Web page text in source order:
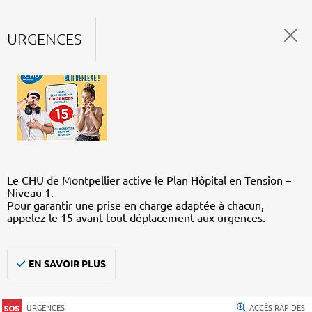
URGENCES
Le CHU de Montpellier active le Plan Hôpital en Tension –
Niveau 1.
Pour garantir une prise en charge adaptée à chacun,
appelez le 15 avant tout déplacement aux urgences.
EN SAVOIR PLUS
URGENCES ACCÈS RAPIDES